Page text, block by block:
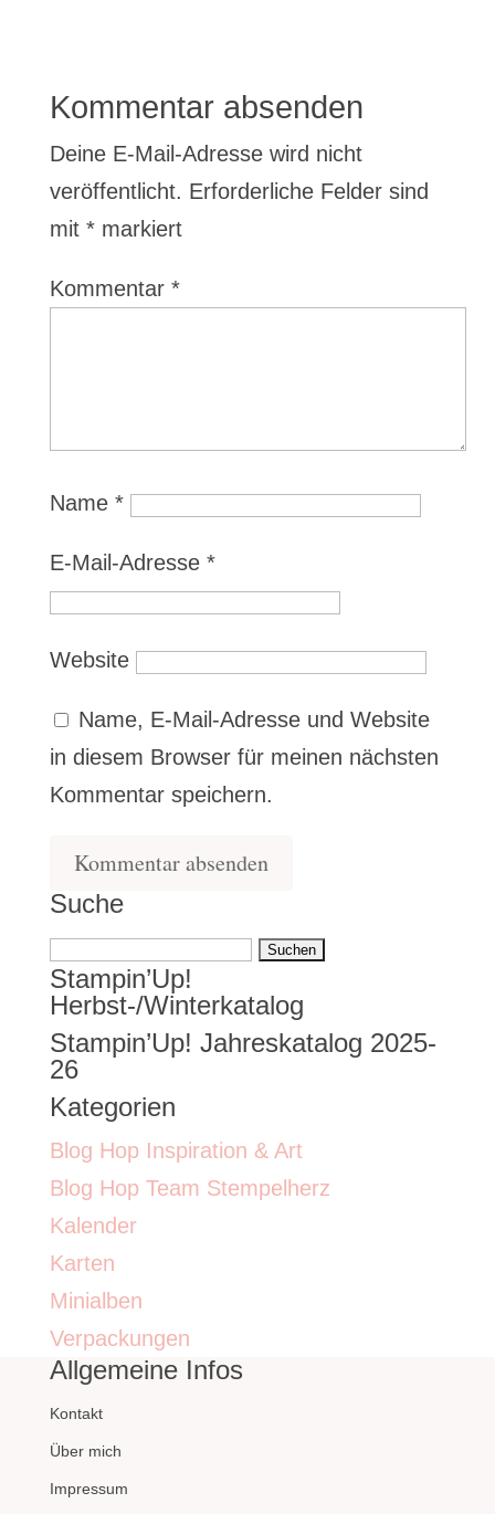
Kommentar absenden
Deine E-Mail-Adresse wird nicht
veröffentlicht. Erforderliche Felder sind
mit *markiert
Kommentar *
Name *
E-Mail-Adresse *
Website
Name, E-Mail-Adresse und Website
in diesem Browser für meinen nächsten
Kommentar speichern.
Suche
Suchen
nach:
Stampin’Up!
Herbst-/Winterkatalog
Stampin’Up! Jahreskatalog 2025-
26
Kategorien
Blog Hop Inspiration & Art
Blog Hop Team Stempelherz
Kalender
Karten
Minialben
Verpackungen
Allgemeine Infos
Kontakt
Über mich
Impressum